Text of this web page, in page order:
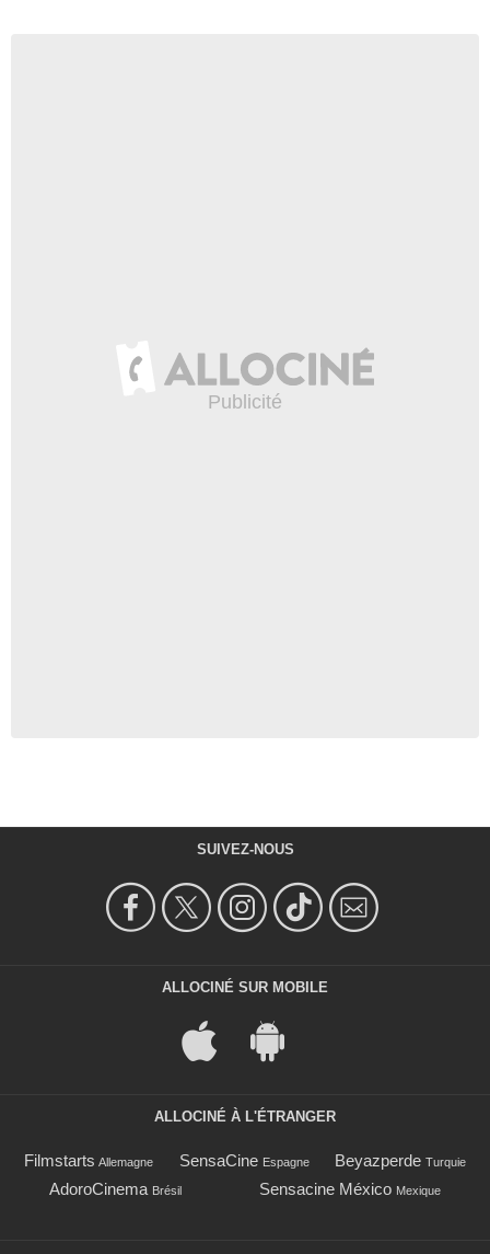
SUIVEZ-NOUS
ALLOCINÉ SUR MOBILE
ALLOCINÉ À L'ÉTRANGER
Filmstarts Allemagne SensaCine Espagne Beyazperde Turquie
AdoroCinema Brésil Sensacine México Mexique